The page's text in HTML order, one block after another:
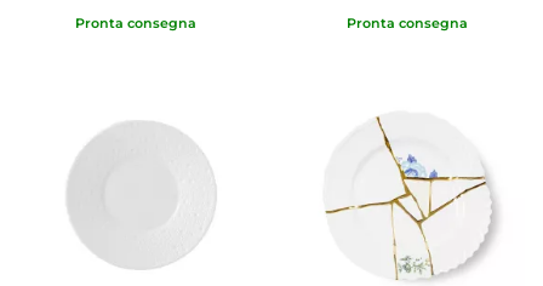
Pronta consegna Pronta consegna